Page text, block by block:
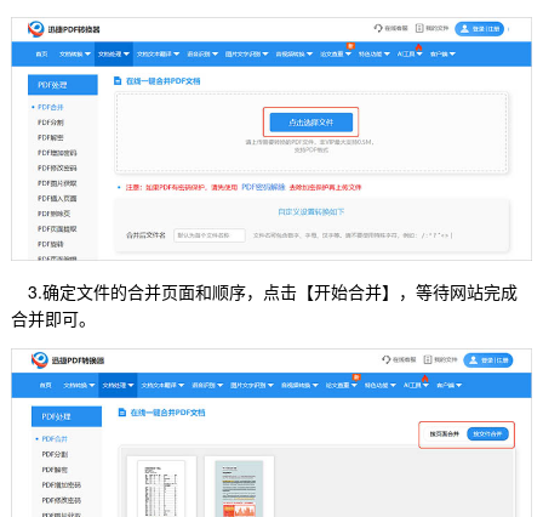
3.确定文件的合并页面和顺序，点击【开始合并】，等待网站完成
合并即可。